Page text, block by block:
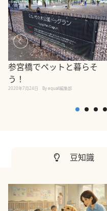
参宮橋でペットと暮らそ
う！
2020年7月24日 By equall編集部
豆知識